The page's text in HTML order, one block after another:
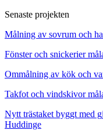
Senaste projekten
Målning av sovrum och
Fönster och snickerier
Ommålning av kök och
Takfot och vindskivor
Nytt trästaket byggt med
Huddinge